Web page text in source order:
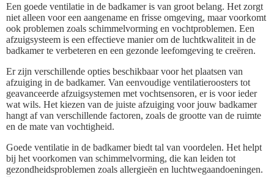
Een goede ventilatie in de badkamer is van groot belang. Het zorgt
niet alleen voor een aangename en frisse omgeving, maar voorkomt
ook problemen zoals schimmelvorming en vochtproblemen. Een
afzuigsysteem is een effectieve manier om de luchtkwaliteit in de
badkamer te verbeteren en een gezonde leefomgeving te creëren.
Er zijn verschillende opties beschikbaar voor het plaatsen van
afzuiging in de badkamer. Van eenvoudige ventilatieroosters tot
geavanceerde afzuigsystemen met vochtsensoren, er is voor ieder
wat wils. Het kiezen van de juiste afzuiging voor jouw badkamer
hangt af van verschillende factoren, zoals de grootte van de ruimte
en de mate van vochtigheid.
Goede ventilatie in de badkamer biedt tal van voordelen. Het helpt
bij het voorkomen van schimmelvorming, die kan leiden tot
gezondheidsproblemen zoals allergieën en luchtwegaandoeningen.